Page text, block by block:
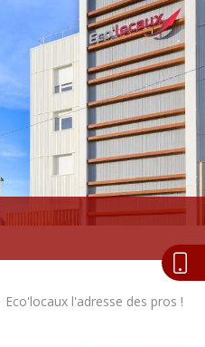
Eco'locaux l'adresse des pros !